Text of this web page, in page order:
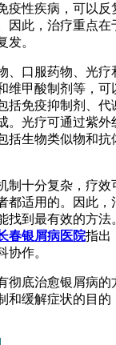
疫性疾病，可以反
因此，治疗重点在
发。
、口服药物、光疗
维甲酸制剂等，可
括免疫抑制剂、
。光疗可通过紫外
括生物类似物和抗
制十分复杂，疗效
都适用的。因此，
找到最有效的方法
春银屑病医院指出
协作。
彻底治愈银屑病
和缓解症状的目的